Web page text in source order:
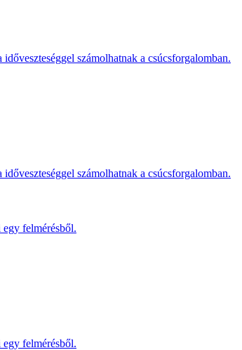
számolhatnak a csúcsforgalomban.
számolhatnak a csúcsforgalomban.
felmérésből.
felmérésből.